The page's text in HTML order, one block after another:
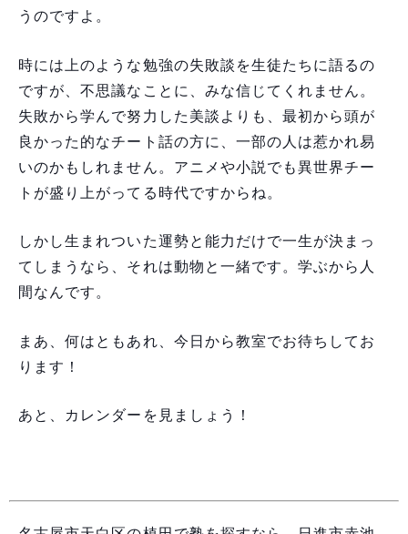
うのですよ。
時には上のような勉強の失敗談を生徒たちに語るの
ですが、不思議なことに、みな信じてくれません。
失敗から学んで努力した美談よりも、最初から頭が
良かった的なチート話の方に、一部の人は惹かれ易
いのかもしれません。アニメや小説でも異世界チー
トが盛り上がってる時代ですからね。
しかし生まれついた運勢と能力だけで一生が決まっ
てしまうなら、それは動物と一緒です。学ぶから人
間なんです。
まあ、何はともあれ、今日から教室でお待ちしてお
ります！
あと、カレンダーを見ましょう！